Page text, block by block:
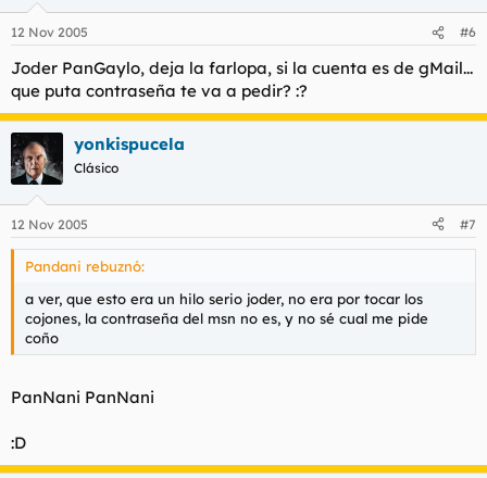
12 Nov 2005 #6
Joder PanGaylo, deja la farlopa, si la cuenta es de gMail...
que puta contraseña te va a pedir? :?
yonkispucela
Clásico
12 Nov 2005 #7
Pandani rebuznó:
a ver, que esto era un hilo serio joder, no era por tocar los
cojones, la contraseña del msn no es, y no sé cual me pide
coño
PanNani PanNani
:D